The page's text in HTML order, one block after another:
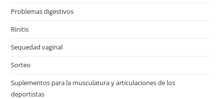
Problemas digestivos
Rinitis
Sequedad vaginal
Sorteo
Suplementos para la musculatura y articulaciones de los
deportistas